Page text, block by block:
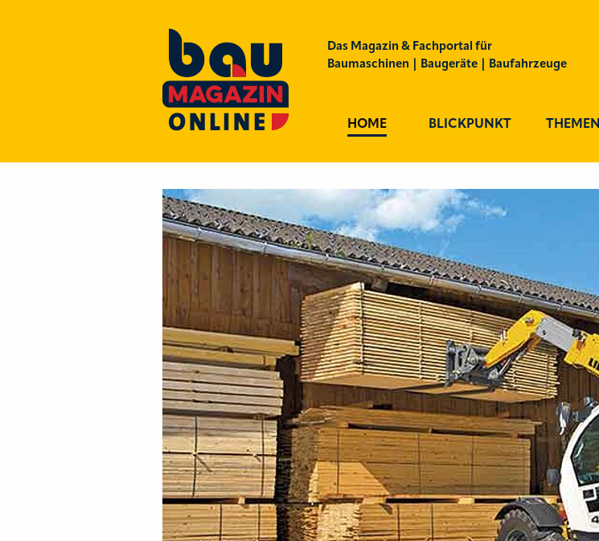
Das Magazin & Fachportal für
Baumaschinen | Baugeräte | Baufahrzeuge
HOME BLICKPUNKT THEMEN